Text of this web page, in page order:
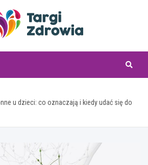
u dzieci: co oznaczają i kiedy udać się do